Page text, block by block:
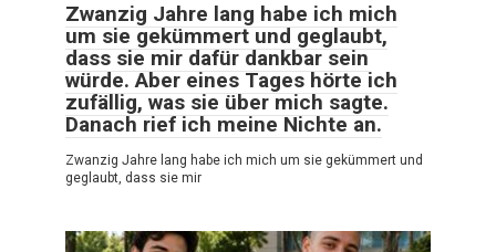
Zwanzig Jahre lang habe ich mich
um sie gekümmert und geglaubt,
dass sie mir dafür dankbar sein
würde. Aber eines Tages hörte ich
zufällig, was sie über mich sagte.
Danach rief ich meine Nichte an.
Zwanzig Jahre lang habe ich mich um sie gekümmert und
geglaubt, dass sie mir